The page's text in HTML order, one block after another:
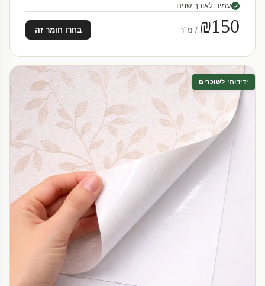
עמיד לאורך שנים
₪150 / מ"ר בחרו חומר זה
ידידותי לשוכרים